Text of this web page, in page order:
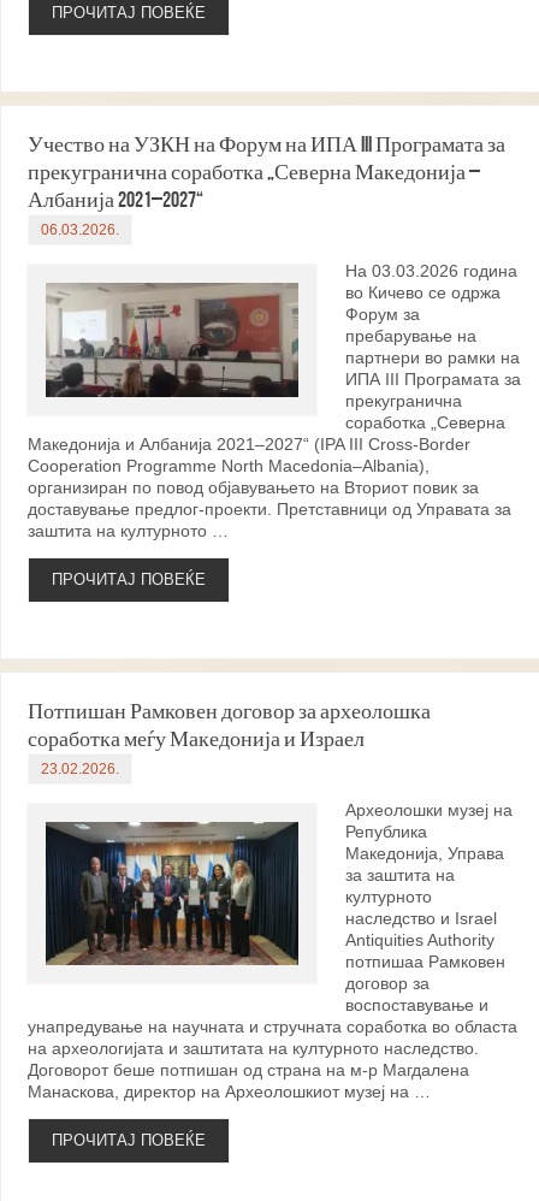
ПРОЧИТАЈ ПОВЕЌЕ
Учество на УЗКН на Форум на ИПА III Програмата за
прекугранична соработка „Северна Македонија –
Албанија 2021–2027“
06.03.2026.
На 03.03.2026 година
во Кичево се одржа
Форум за
пребарување на
партнери во рамки на
ИПА III Програмата за
прекугранична
соработка „Северна
Македонија и Албанија 2021–2027“ (IPA III Cross-Border
Cooperation Programme North Macedonia–Albania),
организиран по повод објавувањето на Вториот повик за
доставување предлог-проекти. Претставници од Управата за
заштита на културното …
ПРОЧИТАЈ ПОВЕЌЕ
Потпишан Рамковен договор за археолошка
соработка меѓу Македонија и Израел
23.02.2026.
Археолошки музеј на
Република
Македонија, Управа
за заштита на
културното
наследство и Israel
Antiquities Authority
потпишаа Рамковен
договор за
воспоставување и
унапредување на научната и стручната соработка во областа
на археологијата и заштитата на културното наследство.
Договорот беше потпишан од страна на м-р Магдалена
Манаскова, директор на Археолошкиот музеј на …
ПРОЧИТАЈ ПОВЕЌЕ